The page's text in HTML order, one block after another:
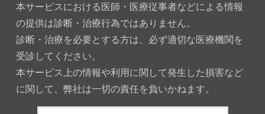
本サービスにおける医師・医療従事者などによる情報
の提供は診断・治療行為ではありません。
診断・治療を必要とする方は、必ず適切な医療機関を
受診してください。
本サービス上の情報や利用に関して発生した損害など
に関して、弊社は一切の責任を負いかねます。